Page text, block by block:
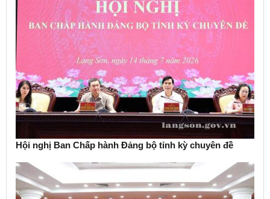
Hội nghị Ban Chấp hành Đảng bộ tỉnh kỳ chuyên đề